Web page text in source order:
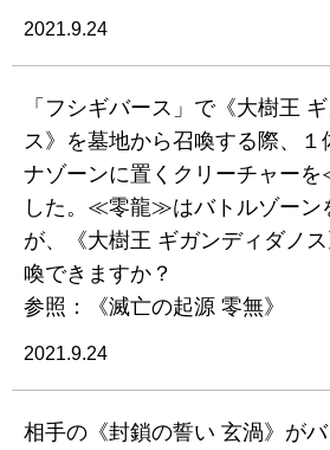
2021.9.24
「フシギバース」で《大樹王
ス》を墓地から召喚する際、１
ナゾーンに置くクリーチャー
した。≪零龍≫はバトルゾーン
が、《大樹王 ギガンディダノ
喚できますか？
参照：《滅亡の起源 零無》
2021.9.24
相手の《封鎖の誓い 玄渦》が